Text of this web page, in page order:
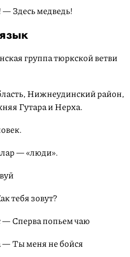
Здесь медведь!
группа тюркской ветви
Нижнеудинский район,
Гутара и Нерха.
— «люди».
тебя зовут?
Сперва попьем чаю
— Ты меня не бойся